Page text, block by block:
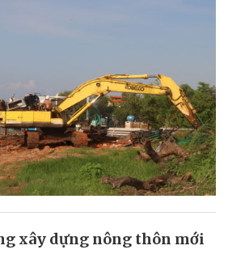
xây dựng nông thôn mới